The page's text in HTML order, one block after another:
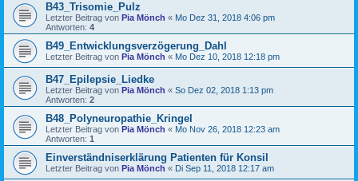
B43_Trisomie_Pulz
Letzter Beitrag von Pia Mönch « Mo Dez 31, 2018 4:06 pm
Antworten: 4
B49_Entwicklungsverzögerung_Dahl
Letzter Beitrag von Pia Mönch « Mo Dez 10, 2018 12:18 pm
B47_Epilepsie_Liedke
Letzter Beitrag von Pia Mönch « So Dez 02, 2018 1:13 pm
Antworten: 2
B48_Polyneuropathie_Kringel
Letzter Beitrag von Pia Mönch « Mo Nov 26, 2018 12:23 am
Antworten: 1
Einverständniserklärung Patienten für Konsil
Letzter Beitrag von Pia Mönch « Di Sep 11, 2018 12:17 am